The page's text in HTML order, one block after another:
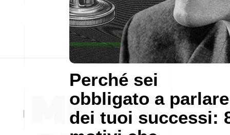
Perché sei
obbligato a parlare
dei tuoi successi: